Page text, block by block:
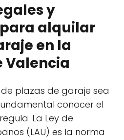
y
alquilar
en la
Valencia
plazas de garaje sea
conocer el
La Ley de
(LAU) es la norma